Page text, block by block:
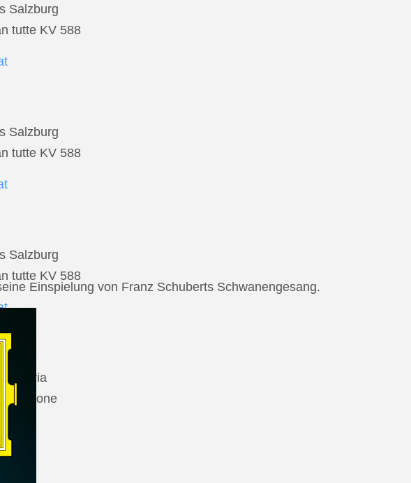
Salzburg
tutte KV 588
Salzburg
tutte KV 588
Salzburg
tutte KV 588
Maria
Einspielung von Franz Schuberts Schwanengesang.